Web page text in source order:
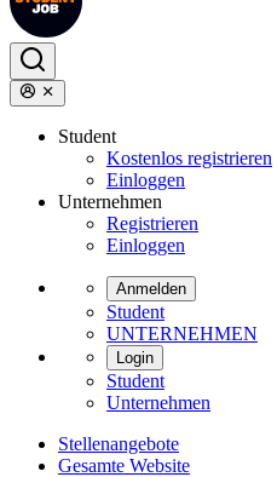
Student
Kostenlos registrieren
Einloggen
Unternehmen
Registrieren
Einloggen
Anmelden
Student
UNTERNEHMEN
Login
Student
Unternehmen
Stellenangebote
Gesamte Website